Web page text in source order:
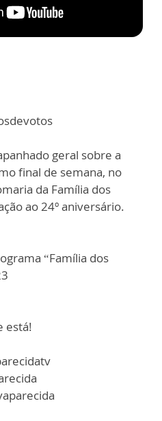
geral sobre a
final de semana, no
da Família dos
ao 24º aniversário.
“Família dos
está!